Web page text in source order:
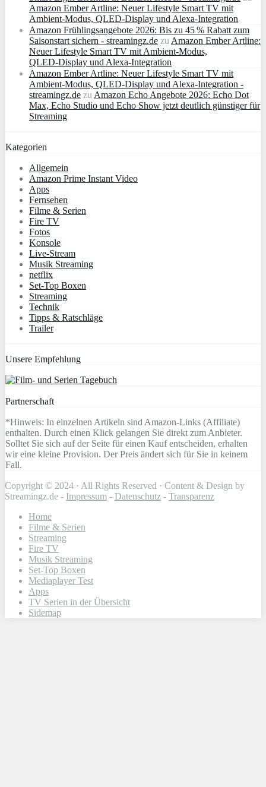
Amazon Ember Artline: Neuer Lifestyle Smart TV mit
Ambient‑Modus, QLED‑Display und Alexa‑Integration
Amazon Frühlingsangebote 2026: Bis zu 45 % Rabatt zum
Saisonstart sichern - streamingz.de zu Amazon Ember Artline:
Neuer Lifestyle Smart TV mit Ambient‑Modus,
QLED‑Display und Alexa‑Integration
Amazon Ember Artline: Neuer Lifestyle Smart TV mit
Ambient‑Modus, QLED‑Display und Alexa‑Integration -
streamingz.de zu Amazon Echo Angebote 2026: Echo Dot
Max, Echo Studio und Echo Show jetzt deutlich günstiger für
Streaming
Kategorien
Allgemein
Amazon Prime Instant Video
Apps
Fernsehen
Filme & Serien
Fire TV
Fotos
Konsole
Live-Stream
Musik Streaming
netflix
Set-Top Boxen
Streaming
Technik
Tipps & Ratschläge
Trailer
Unsere Empfehlung
Partnerschaft
*Hinweis: In einzelnen Artikeln sind Amazon-Links (Affiliate)
enthalten. Durch einen Klick gelangen Sie direkt zum Anbieter.
Solltet Sie sich auf der Seite für einen Kauf entscheiden, erhalten
wir eine kleine Provision. Der Preis ändert sich für Sie in keinem
Fall.
Copyright © 2024 · All Rights Reserved · Content & Design by
Streamingz.de - Impressum - Datenschutz - Transparenz
Home
Filme & Serien
Streaming
Fire TV
Musik Streaming
Set-Top Boxen
Mediaplayer Test
Apps
TV Serien in der Übersicht
Sidemap